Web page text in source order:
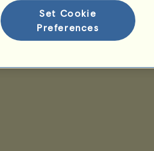
Set Cookie
Preferences